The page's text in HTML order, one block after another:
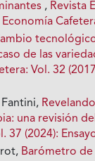
, Revista
Economía
de las
Vol. 32
una revisión
37 (2024):
Barómetro de